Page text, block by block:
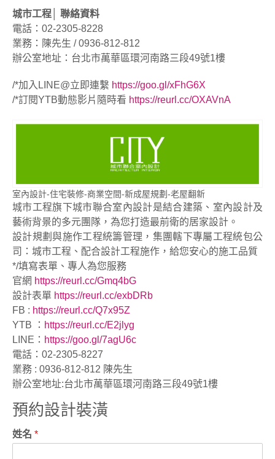
城市工程│ 聯絡資料
電話：02-2305-8228
業務：陳先生 / 0936-812-812
辦公室地址：台北市萬華區環河南路三段49號1樓
/*加入LINE@立即連繫 https://goo.gl/xFhG6X
/*訂閱YTB動態影片隨時看 https://reurl.cc/OXAVnA
室內設計-住宅裝修-商業空間-新成屋規劃-老屋翻新
城市工程旗下城市聯合室內設計是結合建築、室內設計及
藝術背景的多元團隊，為您打造最前衛的居家設計。
設計規劃與施作工程統籌管理，集團轄下專屬工程統包公
司：城市工程、配合設計工程施作，給您安心的施工品質
*/填寫表單、專人為您服務
官網 https://reurl.cc/Gmq4bG
設計表單 https://reurl.cc/exbDRb
FB : https://reurl.cc/Q7x95Z
YTB ： https://reurl.cc/E2jlyg
LINE： https://goo.gl/7agU6c
電話：02-2305-8227
業務 : 0936-812-812 陳先生
辦公室地址:台北市萬華區環河南路三段49號1樓
預約設計裝潢
姓名 *